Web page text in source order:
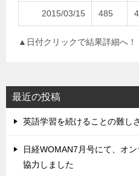
2015/03/15 485
▲日付クリックで結果詳細へ！
最近の投稿
英語学習を続けることの難し
日経WOMAN7月号にて、オ
協力しました